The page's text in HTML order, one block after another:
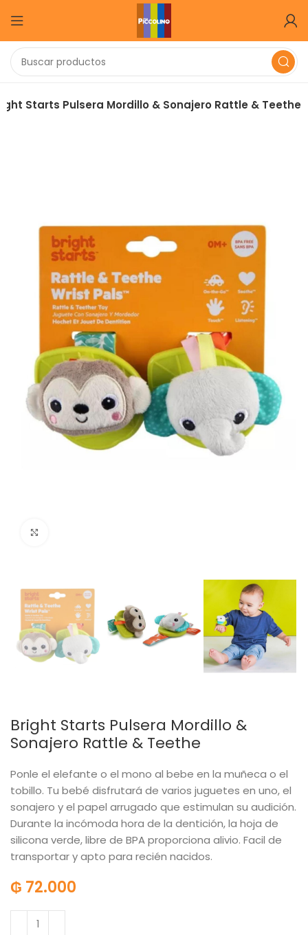
Starts Pulsera Mordillo & Sonajero Rattle & Teethe
Bright Starts Pulsera Mordillo &
Sonajero Rattle & Teethe
Ponle el elefante o el mono al bebe en la muñeca o el
tobillo. Tu bebé disfrutará de varios juguetes en uno, el
sonajero y el papel arrugado que estimulan su audición.
Durante la incómoda hora de la dentición, la hoja de
silicona verde, libre de BPA proporciona alivio. Facil de
transportar y apto para recién nacidos.
₲ 72.000